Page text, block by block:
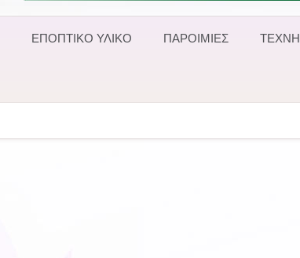
ΕΠΟΠΤΙΚΟ ΥΛΙΚΟ ΠΑΡΟΙΜΙΕΣ ΤΕΧΝΗ